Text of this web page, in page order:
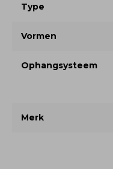
Type
Vormen
Ophangsysteem
Merk